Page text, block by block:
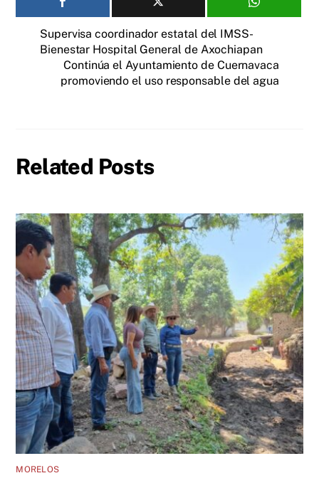
Supervisa coordinador estatal del IMSS-
Bienestar Hospital General de Axochiapan
Continúa el Ayuntamiento de Cuernavaca
promoviendo el uso responsable del agua
Related Posts
MORELOS